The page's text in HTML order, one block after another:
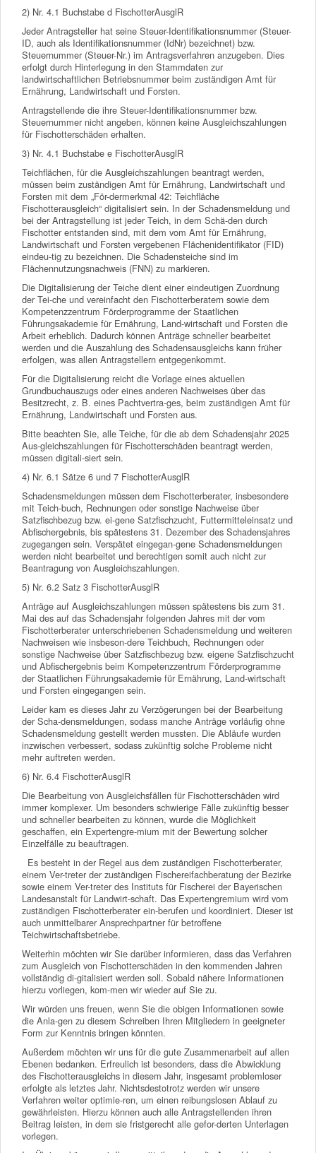
2) Nr. 4.1 Buchstabe d FischotterAusglR
Jeder Antragsteller hat seine Steuer-Identifikationsnummer (Steuer-
ID, auch als Identifikationsnummer (IdNr) bezeichnet) bzw.
Steuernummer (Steuer-Nr.) im Antragsverfahren anzugeben. Dies
erfolgt durch Hinterlegung in den Stammdaten zur
landwirtschaftlichen Betriebsnummer beim zuständigen Amt für
Ernährung, Landwirtschaft und Forsten.
Antragstellende die ihre Steuer-Identifikationsnummer bzw.
Steuernummer nicht angeben, können keine Ausgleichszahlungen
für Fischotterschäden erhalten.
3) Nr. 4.1 Buchstabe e FischotterAusglR
Teichflächen, für die Ausgleichszahlungen beantragt werden,
müssen beim zuständigen Amt für Ernährung, Landwirtschaft und
Forsten mit dem „För-dermerkmal 42: Teichfläche
Fischotterausgleich“ digitalisiert sein. In der Schadensmeldung und
bei der Antragstellung ist jeder Teich, in dem Schä-den durch
Fischotter entstanden sind, mit dem vom Amt für Ernährung,
Landwirtschaft und Forsten vergebenen Flächenidentifikator (FID)
eindeu-tig zu bezeichnen. Die Schadensteiche sind im
Flächennutzungsnachweis (FNN) zu markieren.
Die Digitalisierung der Teiche dient einer eindeutigen Zuordnung
der Tei-che und vereinfacht den Fischotterberatern sowie dem
Kompetenzzentrum Förderprogramme der Staatlichen
Führungsakademie für Ernährung, Land-wirtschaft und Forsten die
Arbeit erheblich. Dadurch können Anträge schneller bearbeitet
werden und die Auszahlung des Schadensausgleichs kann früher
erfolgen, was allen Antragstellern entgegenkommt.
Für die Digitalisierung reicht die Vorlage eines aktuellen
Grundbuchauszugs oder eines anderen Nachweises über das
Besitzrecht, z. B. eines Pachtvertra-ges, beim zuständigen Amt für
Ernährung, Landwirtschaft und Forsten aus.
Bitte beachten Sie, alle Teiche, für die ab dem Schadensjahr 2025
Aus-gleichszahlungen für Fischotterschäden beantragt werden,
müssen digitali-siert sein.
4) Nr. 6.1 Sätze 6 und 7 FischotterAusglR
Schadensmeldungen müssen dem Fischotterberater, insbesondere
mit Teich-buch, Rechnungen oder sonstige Nachweise über
Satzfischbezug bzw. ei-gene Satzfischzucht, Futtermitteleinsatz und
Abfischergebnis, bis spätestens 31. Dezember des Schadensjahres
zugegangen sein. Verspätet eingegan-gene Schadensmeldungen
werden nicht bearbeitet und berechtigen somit auch nicht zur
Beantragung von Ausgleichszahlungen.
5) Nr. 6.2 Satz 3 FischotterAusglR
Anträge auf Ausgleichszahlungen müssen spätestens bis zum 31.
Mai des auf das Schadensjahr folgenden Jahres mit der vom
Fischotterberater unterschriebenen Schadensmeldung und weiteren
Nachweisen wie insbeson-dere Teichbuch, Rechnungen oder
sonstige Nachweise über Satzfischbezug bzw. eigene Satzfischzucht
und Abfischergebnis beim Kompetenzzentrum Förderprogramme
der Staatlichen Führungsakademie für Ernährung, Land-wirtschaft
und Forsten eingegangen sein.
Leider kam es dieses Jahr zu Verzögerungen bei der Bearbeitung
der Scha-densmeldungen, sodass manche Anträge vorläufig ohne
Schadensmeldung gestellt werden mussten. Die Abläufe wurden
inzwischen verbessert, sodass zukünftig solche Probleme nicht
mehr auftreten werden.
6) Nr. 6.4 FischotterAusglR
Die Bearbeitung von Ausgleichsfällen für Fischotterschäden wird
immer komplexer. Um besonders schwierige Fälle zukünftig besser
und schneller bearbeiten zu können, wurde die Möglichkeit
geschaffen, ein Expertengre-mium mit der Bewertung solcher
Einzelfälle zu beauftragen.
Es besteht in der Regel aus dem zuständigen Fischotterberater,
einem Ver-treter der zuständigen Fischereifachberatung der Bezirke
sowie einem Ver-treter des Instituts für Fischerei der Bayerischen
Landesanstalt für Landwirt-schaft. Das Expertengremium wird vom
zuständigen Fischotterberater ein-berufen und koordiniert. Dieser ist
auch unmittelbarer Ansprechpartner für betroffene
Teichwirtschaftsbetriebe.
Weiterhin möchten wir Sie darüber informieren, dass das Verfahren
zum Ausgleich von Fischotterschäden in den kommenden Jahren
vollständig di-gitalisiert werden soll. Sobald nähere Informationen
hierzu vorliegen, kom-men wir wieder auf Sie zu.
Wir würden uns freuen, wenn Sie die obigen Informationen sowie
die Anla-gen zu diesem Schreiben Ihren Mitgliedern in geeigneter
Form zur Kenntnis bringen könnten.
Außerdem möchten wir uns für die gute Zusammenarbeit auf allen
Ebenen bedanken. Erfreulich ist besonders, dass die Abwicklung
des Fischotterausgleichs in diesem Jahr, insgesamt problemloser
erfolgte als letztes Jahr. Nichtsdestotrotz werden wir unsere
Verfahren weiter optimie-ren, um einen reibungslosen Ablauf zu
gewährleisten. Hierzu können auch alle Antragstellenden ihren
Beitrag leisten, in dem sie fristgerecht alle gefor-derten Unterlagen
vorlegen.